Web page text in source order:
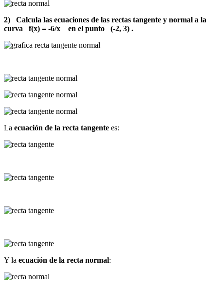
2) Calcula las ecuaciones de las rectas tangente y normal a la
curva f(x) = -6/x en el punto (-2, 3) .
La ecuación de la recta tangente es:
Y la ecuación de la recta normal: